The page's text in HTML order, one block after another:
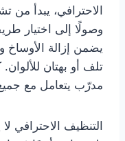
الاحترافي، يبدأ
وصولًا إلى اختيار
يضمن إزالة الأوساخ
تلف أو بهتان
مدرّب يتعامل مع جميع
التنظيف